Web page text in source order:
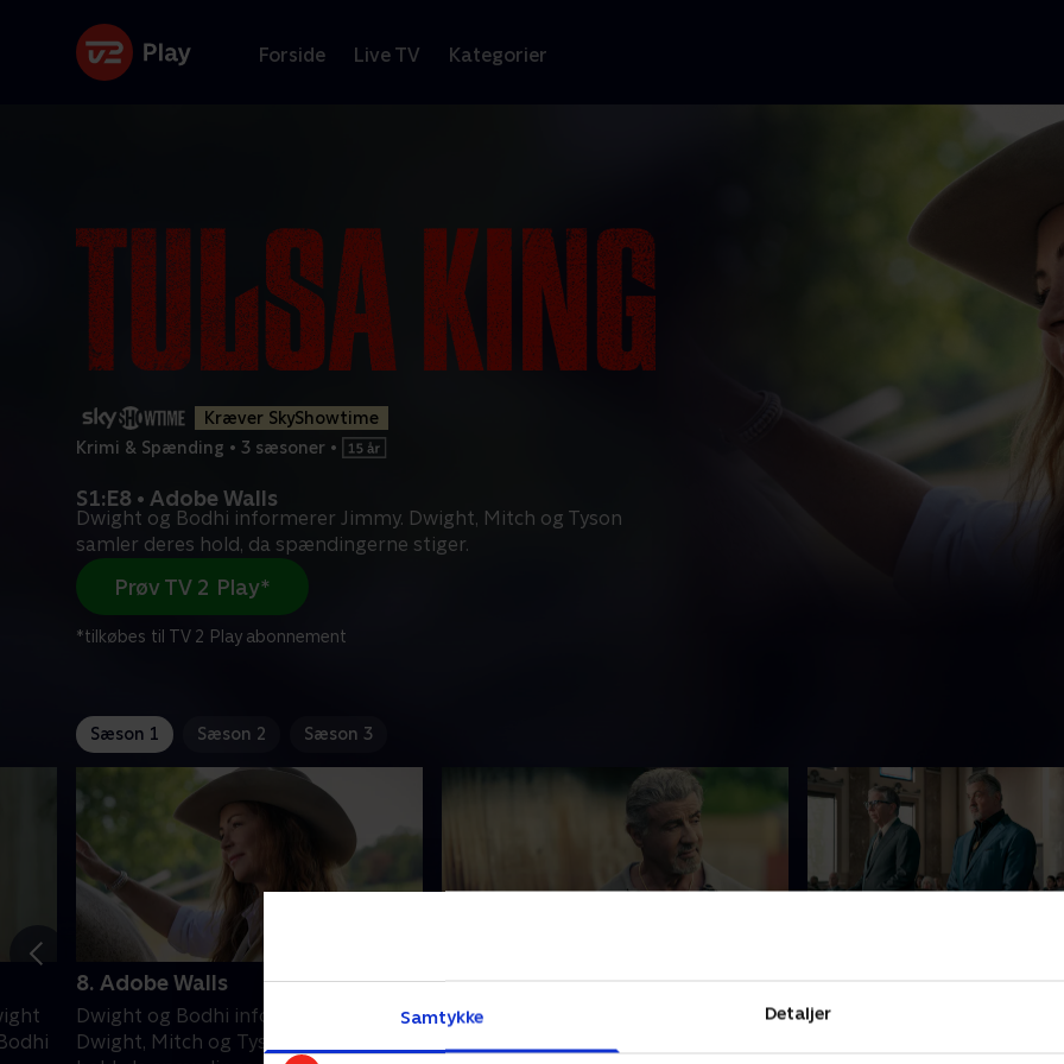
Samtykke Detaljer
Forside Live TV Kategorier
Kræver SkyShowtime
Krimi & Spænding • 3 sæsoner •
S1:E8 • Adobe Walls
Dwight og Bodhi informerer Jimmy. Dwight, Mitch og Tyson
samler deres hold, da spændingerne stiger.
Prøv TV 2 Play*
*tilkøbes til TV 2 Play abonnement
Sæson 1 Sæson 2 Sæson 3
8. Adobe Walls
Dwight og Bodhi informerer Jimmy.
Dwight, Mitch og Tyson samler deres
9. Happy Trails
Spændingerne mellem Dwights
Mens Dwight og hans hold